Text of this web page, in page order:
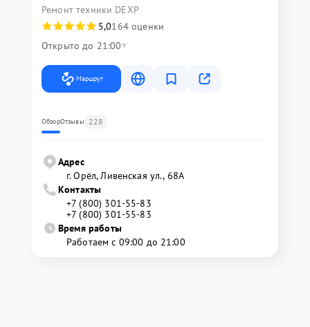
Ремонт техники DEXP
5,0164 оценки
Открыто до 21:00
Маршрут
ОбзорОтзывы 228
Адрес
г. Орёл, Ливенская ул., 68А
Контакты
+7 (800) 301-55-83
+7 (800) 301-55-83
Время работы
Работаем с 09:00 до 21:00